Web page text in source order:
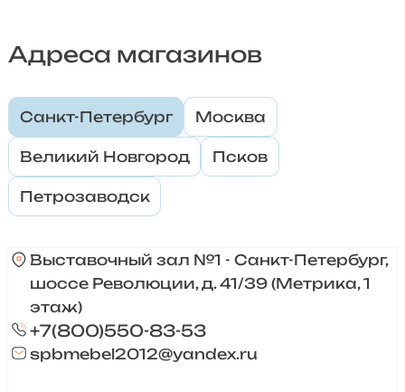
Адреса магазинов
Санкт-Петербург Москва
Великий Новгород Псков
Петрозаводск
Выставочный зал №1 - Санкт-Петербург,
шоссе Революции, д. 41/39 (Метрика, 1
этаж)
+7(800)550-83-53
spbmebel2012@yandex.ru